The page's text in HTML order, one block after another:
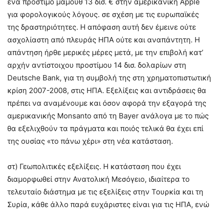
για φορολογικούς λόγους. σε σχέση με τις ευρωπαϊκές
της δραστηριότητες. Η απόφαση αυτή δεν έμεινε ούτε
ασχολίαστη από πλευράς ΗΠΑ ούτε και αναπάντητη. Η
απάντηση ήρθε μερικές μέρες μετά, με την επιβολή κατ’
αρχήν αντίστοιχου προστίμου 14 δισ. δολαρίων στη
Deutsche Bank, για τη συμβολή της στη χρηματοπιστωτική
κρίση 2007-2008, στις ΗΠΑ. Εξελίξεις και αντιδράσεις θα
πρέπει να αναμένουμε και όσον αφορά την εξαγορά της
αμερικανικής Monsanto από τη Bayer ανάλογα με το πώς
θα εξελιχθούν τα πράγματα και ποιός τελικά θα έχει επί
της ουσίας «το πάνω χέρι» στη νέα κατάσταση.
στ) Γεωπολιτικές εξελίξεις. Η κατάσταση που έχει
διαμορφωθεί στην Ανατολική Μεσόγειο, ιδιαίτερα το
τελευταίο διάστημα με τις εξελίξεις στην Τουρκία και τη
Συρία, κάθε άλλο παρά ευχάριστες είναι για τις ΗΠΑ, ενώ